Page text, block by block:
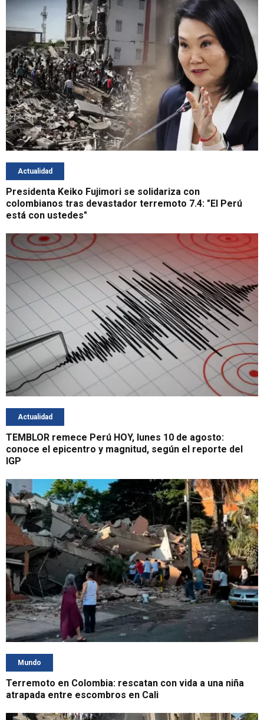
Actualidad
Presidenta Keiko Fujimori se solidariza con
colombianos tras devastador terremoto 7.4: "El Perú
está con ustedes"
Actualidad
TEMBLOR remece Perú HOY, lunes 10 de agosto:
conoce el epicentro y magnitud, según el reporte del
IGP
Mundo
Terremoto en Colombia: rescatan con vida a una niña
atrapada entre escombros en Cali